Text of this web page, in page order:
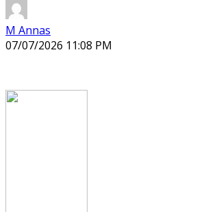
M Annas
07/07/2026 11:08 PM